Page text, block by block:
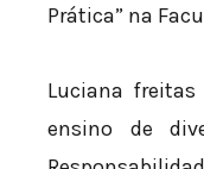
Prática” na
Luciana freitas
ensino de